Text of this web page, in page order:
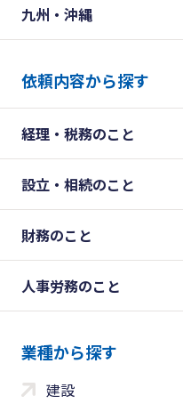
九州・沖縄
依頼内容から探す
経理・税務のこと
設立・相続のこと
財務のこと
人事労務のこと
業種から探す
建設